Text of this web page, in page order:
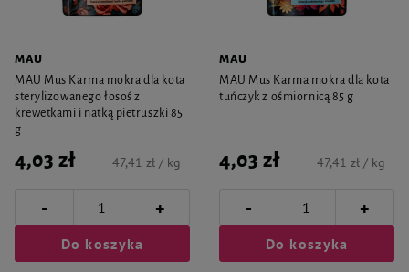
MAU
MAU Mus Karma mokra dla kota
sterylizowanego łosoś z
krewetkami i natką pietruszki 85
g
4,03 zł 47,41 zł / kg
- +
Do koszyka
MAU
MAU Mus Karma mokra dla kota
tuńczyk z ośmiornicą 85 g
4,03 zł 47,41 zł / kg
- +
Do koszyka